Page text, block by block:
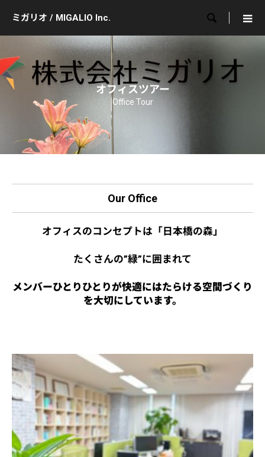
ミガリオ / MIGALIO Inc. 
オフィスツアー
Office Tour
Our Office
オフィスのコンセプトは「日本橋の森」
たくさんの”緑”に囲まれて
メンバーひとりひとりが快適にはたらける空間づくり
を大切にしています。